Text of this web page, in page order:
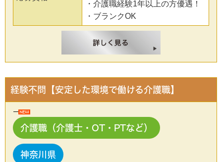
・介護職経験1年以上の方優遇！
・ブランクOK
経験不問【安定した環境で働ける介護職】
介護職（介護士・OT・PTなど）
神奈川県